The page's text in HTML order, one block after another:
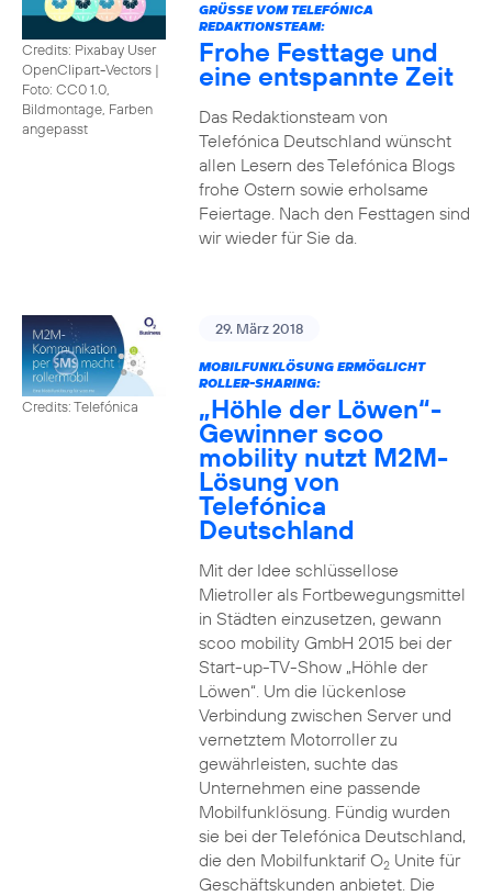
Credits: Pixabay User
OpenClipart-Vectors |
Foto: CC0 1.0,
Bildmontage, Farben
angepasst
GRÜSSE VOM TELEFÓNICA R
EDAKTIONSTEAM:
Frohe Festtage und
eine entspannte Zeit
Das Redaktionsteam von
Telefónica Deutschland wünscht
allen Lesern des Telefónica Blogs
frohe Ostern sowie erholsame
Feiertage. Nach den Festtagen sind
wir wieder für Sie da.
Credits: Telefónica
29. März 2018
MOBILFUNKLÖSUNG ERMÖGLICHT
ROLLER-SHARING:
„Höhle der Löwen“-
Gewinner scoo
mobility nutzt M2M-
Lösung von
Telefónica
Deutschland
Mit der Idee schlüssellose
Mietroller als Fortbewegungsmittel
in Städten einzusetzen, gewann
scoo mobility GmbH 2015 bei der
Start-up-TV-Show „Höhle der
Löwen“. Um die lückenlose
Verbindung zwischen Server und
vernetztem Motorroller zu
gewährleisten, suchte das
Unternehmen eine passende
Mobilfunklösung. Fündig wurden
sie bei der Telefónica Deutschland,
die den Mobilfunktarif O2Unite für
Geschäftskunden anbietet. Die